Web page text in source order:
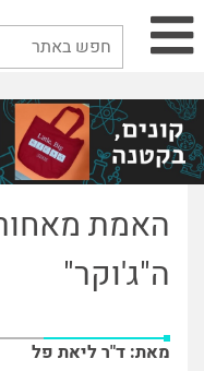
האמת
ה"ג'וקר"
מאת: ד"ר ליאת פל